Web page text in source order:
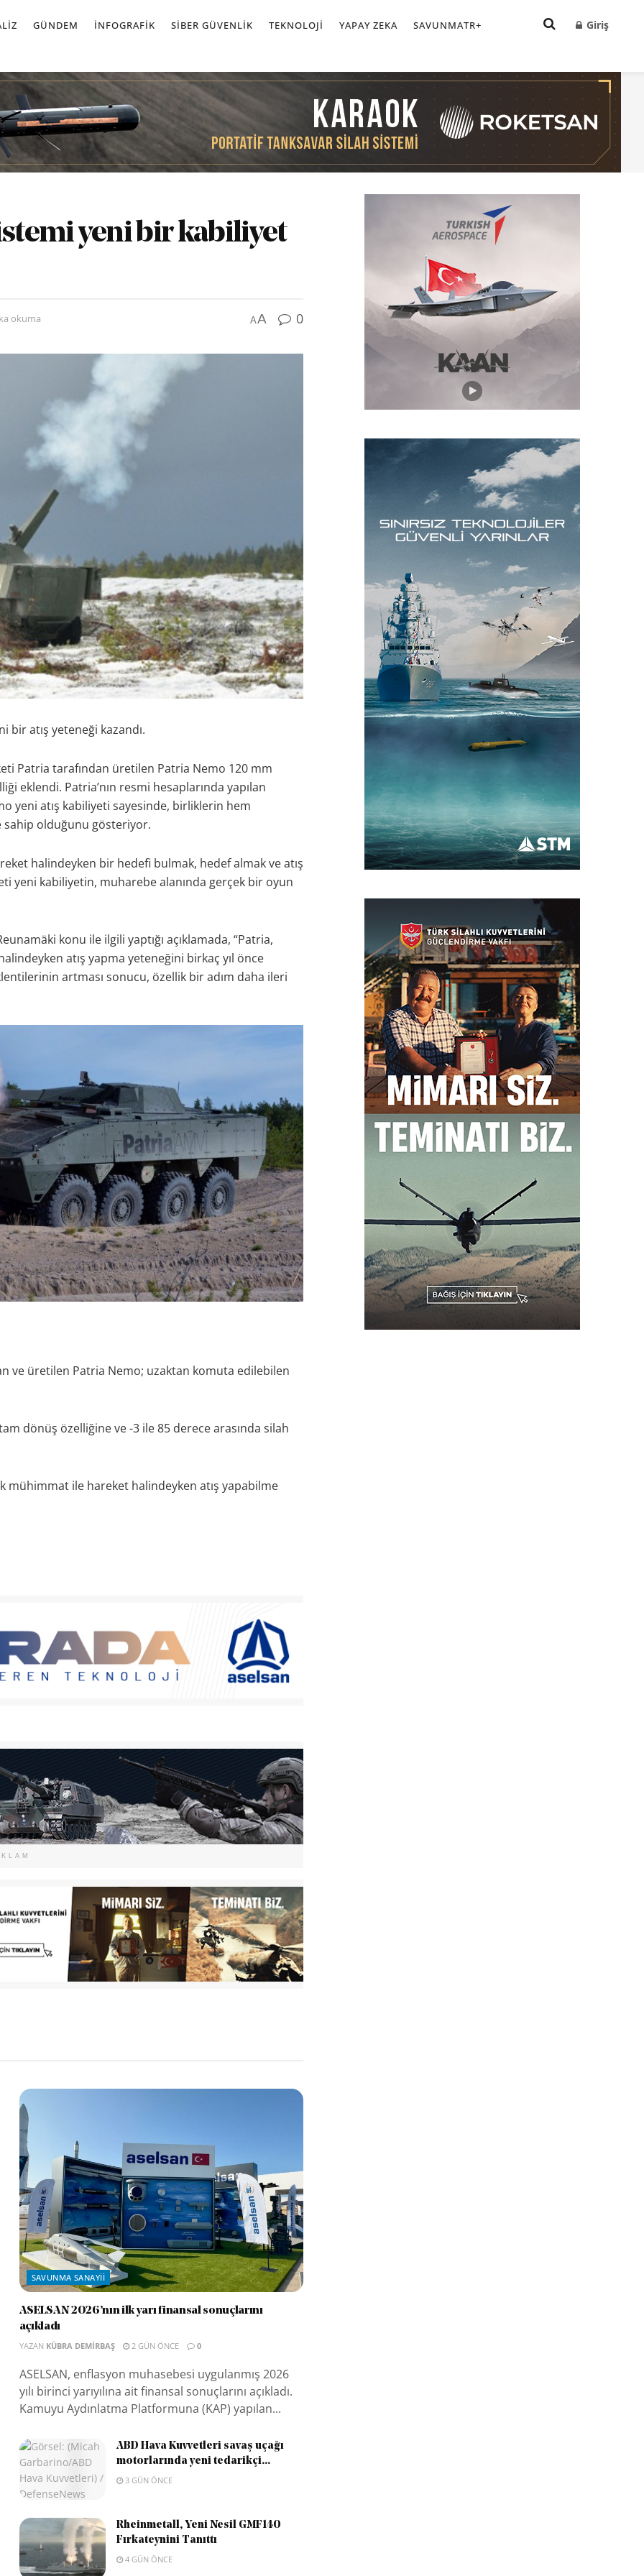
GÜNDEM İNFOGRAFIK SIBER GÜVENLIK TEKNOLOJI YAPAY ZEKA SAVUNMATR+ Giriş
yeni bir kabiliyet
okuma AA 0
bir atış yeteneği kazandı.
Patria tarafından üretilen Patria Nemo 120 mm
eklendi. Patria’nın resmi hesaplarında yapılan
yeni atış kabiliyeti sayesinde, birliklerin hem
sahip olduğunu gösteriyor.
halindeyken bir hedefi bulmak, hedef almak ve atış
yeni kabiliyetin, muharebe alanında gerçek bir oyun
konu ile ilgili yaptığı açıklamada, “Patria,
atış yapma yeteneğini birkaç yıl önce
artması sonucu, özellik bir adım daha ileri
ve üretilen Patria Nemo; uzaktan komuta edilebilen
dönüş özelliğine ve -3 ile 85 derece arasında silah
mühimmat ile hareket halindeyken atış yapabilme
SAVUNMA SANAYII
ASELSAN 2026’nın ilk yarı finansal sonuçlarını
açıkladı
YAZAN KÜBRA DEMIRBAŞ 2 GÜN ÖNCE 0
ASELSAN, enflasyon muhasebesi uygulanmış 2026
yılı birinci yarıyılına ait finansal sonuçlarını açıkladı.
Kamuyu Aydınlatma Platformuna (KAP) yapılan...
ABD Hava Kuvvetleri savaş uçağı
motorlarında yeni tedarikçi...
3 GÜN ÖNCE
Rheinmetall, Yeni Nesil GMF140
Fırkateynini Tanıttı
4 GÜN ÖNCE